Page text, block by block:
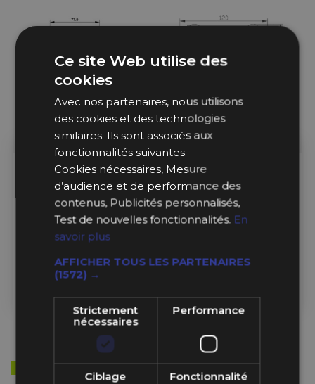
Sur Commande
Plaquettes de frein Pagid
RSH42 Audi 80 2.2 Quattro
158,99 €
Ajouter au Panier
Sur Commande
Plaquettes de frein Pagid
RS42 BMW 850 E31 Année
316,99 €
Ajouter au Panier
Ce site Web utilise des
cookies
Avec nos partenaires, nous utilisons
des cookies et des technologies
similaires. Ils sont associés aux
fonctionnalités suivantes.
Cookies nécessaires, Mesure
d’audience et de performance des
contenus, Publicités personnalisés,
Test de nouvelles fonctionnalités. En
savoir plus
AFFICHER TOUS LES PARTENAIRES
(1572) →
Strictement
nécessaires
Performance
Ciblage Fonctionnalité